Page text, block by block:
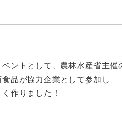
ントとして、農林水産省主催
品が協力企業として参加し
作りました！